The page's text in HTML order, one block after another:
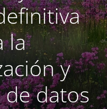
la
y
datos